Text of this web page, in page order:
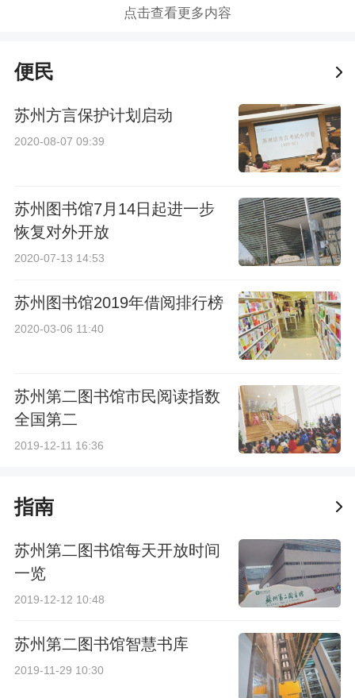
点击查看更多内容
便民
苏州方言保护计划启动
2020-08-07 09:39
苏州图书馆7月14日起进一步
恢复对外开放
2020-07-13 14:53
苏州图书馆2019年借阅排行榜
2020-03-06 11:40
苏州第二图书馆市民阅读指数
全国第二
2019-12-11 16:36
指南
苏州第二图书馆每天开放时间
一览
2019-12-12 10:48
苏州第二图书馆智慧书库
2019-11-29 10:30